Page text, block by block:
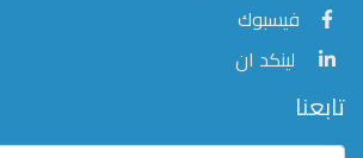
فيسبوك
لينكد ان
تابعنا